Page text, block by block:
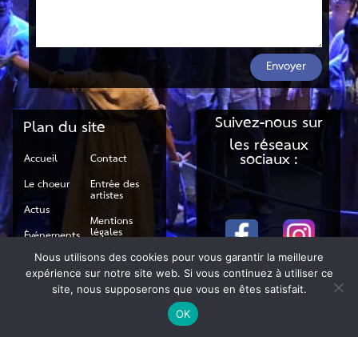
Plan du site
Accueil
Le choeur
Actus
Événements
Galerie
Contact
Entrée des
artistes
Mentions
légales
RGPD
Suivez-nous sur
les réseaux
sociaux :
Envoyer
Nous utilisons des cookies pour vous garantir la meilleure
expérience sur notre site web. Si vous continuez à utiliser ce
site, nous supposerons que vous en êtes satisfait.
OK